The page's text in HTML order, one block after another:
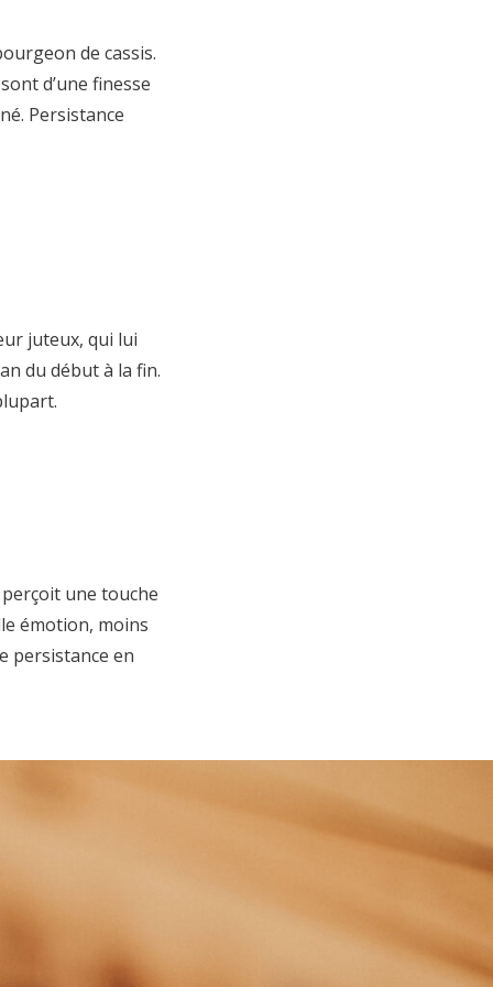
de cassis.
d’une finesse
Persistance
juteux, qui lui
du début à la fin.
une touche
émotion, moins
persistance en